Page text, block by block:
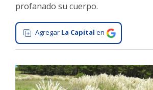
Tecnología
Gastronomía
Salud
Interés
General
profanado su cuerpo.
Agregar La Capital en